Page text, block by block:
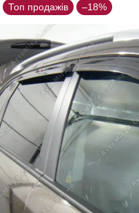
Топ продажів –18%